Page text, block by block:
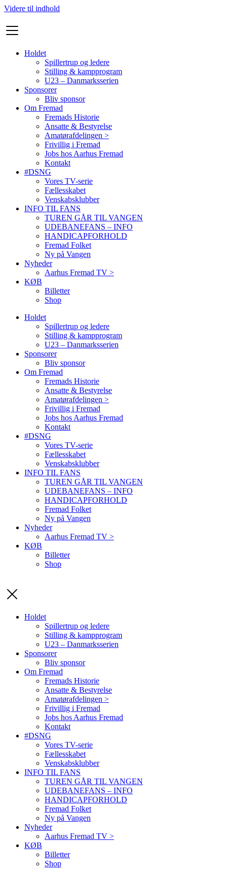
Videre til indhold
Holdet
Spillertrup og ledere
Stilling & kampprogram
U23 – Danmarksserien
Sponsorer
Bliv sponsor
Om Fremad
Fremads Historie
Ansatte & Bestyrelse
Amatørafdelingen >
Frivillig i Fremad
Jobs hos Aarhus Fremad
Kontakt
#DSNG
Vores TV-serie
Fællesskabet
Venskabsklubber
INFO TIL FANS
TUREN GÅR TIL VANGEN
UDEBANEFANS – INFO
HANDICAPFORHOLD
Fremad Folket
Ny på Vangen
Nyheder
Aarhus Fremad TV >
KØB
Billetter
Shop
Holdet
Spillertrup og ledere
Stilling & kampprogram
U23 – Danmarksserien
Sponsorer
Bliv sponsor
Om Fremad
Fremads Historie
Ansatte & Bestyrelse
Amatørafdelingen >
Frivillig i Fremad
Jobs hos Aarhus Fremad
Kontakt
#DSNG
Vores TV-serie
Fællesskabet
Venskabsklubber
INFO TIL FANS
TUREN GÅR TIL VANGEN
UDEBANEFANS – INFO
HANDICAPFORHOLD
Fremad Folket
Ny på Vangen
Nyheder
Aarhus Fremad TV >
KØB
Billetter
Shop
Holdet
Spillertrup og ledere
Stilling & kampprogram
U23 – Danmarksserien
Sponsorer
Bliv sponsor
Om Fremad
Fremads Historie
Ansatte & Bestyrelse
Amatørafdelingen >
Frivillig i Fremad
Jobs hos Aarhus Fremad
Kontakt
#DSNG
Vores TV-serie
Fællesskabet
Venskabsklubber
INFO TIL FANS
TUREN GÅR TIL VANGEN
UDEBANEFANS – INFO
HANDICAPFORHOLD
Fremad Folket
Ny på Vangen
Nyheder
Aarhus Fremad TV >
KØB
Billetter
Shop